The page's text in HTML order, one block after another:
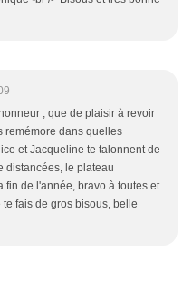
, que de plaisir à revoir
remémore dans quelles
et Jacqueline te talonnent de
distancées, le plateau
fin de l'année, bravo à toutes et
fais de gros bisous, belle